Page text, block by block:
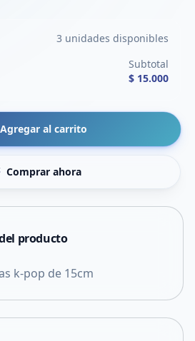
3 unidades disponibles
Subtotal
$ 15.000
Agregar al carrito
Comprar ahora
producto
k-pop de 15cm